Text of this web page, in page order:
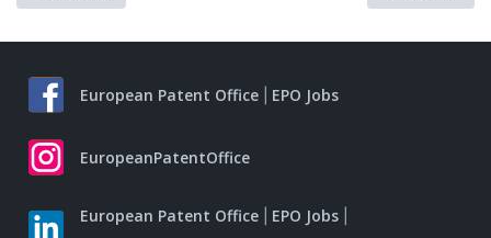
European Patent Office EPO Jobs
EuropeanPatentOffice
European Patent Office
EPO Jobs